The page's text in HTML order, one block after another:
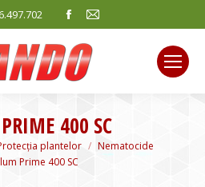
Facebook
opens
in
new
window
Mail
new
window
400 SC
plantelor
Nematocide
Prime 400 SC